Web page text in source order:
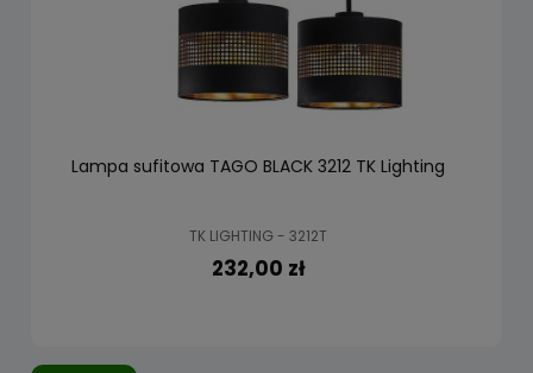
Lampa sufitowa TAGO BLACK 3212 TK Lighting
TK LIGHTING - 3212T
232,00 zł